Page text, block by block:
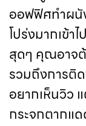
ออฟฟิศทำผนั
โปร่งมากเข้า
สุดๆ คุณอาจ
รวมถึงการติ
อยากเห็นวิว
กระจกตากแ